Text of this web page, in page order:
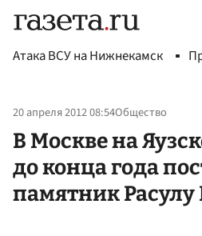
Атака ВСУ на Нижнекамск
20 апреля 2012 08:54Общество
В Москве на
до конца года
памятник Расулу